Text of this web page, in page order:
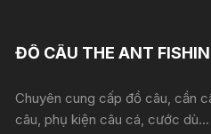
ĐỒ CÂU THE ANT
Chuyên cung cấp đồ câu, cần
câu, phụ kiện câu cá, cước